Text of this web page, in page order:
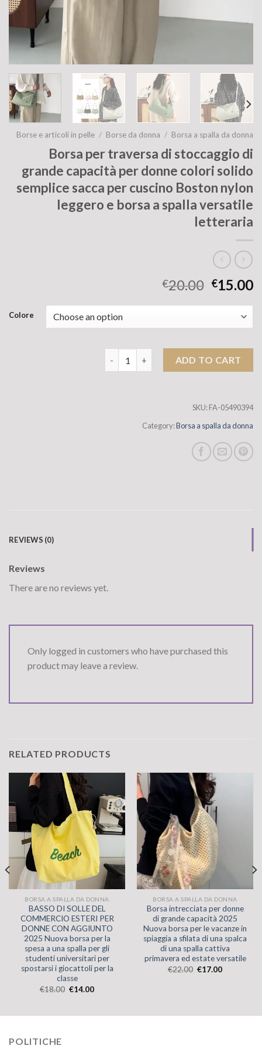
Borse e articoli in pelle / Borse da donna / Borsa a spalla da donna
Borsa per traversa di stoccaggio di
grande capacità per donne colori solido
semplice sacca per cuscino Boston nylon
leggero e borsa a spalla versatile
letteraria
€20.00 €15.00
Colore
ADD TO CART
SKU:FA-05490394
Category:Borsa a spalla da donna
REVIEWS (0)
Reviews
There are no reviews yet.
Only logged in customers who have purchased this
product may leave a review.
RELATED PRODUCTS
BORSA A SPALLA DA DONNA
BASSO DI SOLLE DEL
COMMERCIO ESTERI PER
DONNE CON AGGIUNTO
2025 Nuova borsa per la
spesa a una spalla per gli
studenti universitari per
spostarsi i giocattoli per la
classe
€18.00 €14.00
BORSA A SPALLA DA DONNA
Borsa intrecciata per donne
di grande capacità 2025
Nuova borsa per le vacanze in
spiaggia a sfilata di una spalca
di una spalla cattiva
primavera ed estate versatile
€22.00 €17.00
POLITICHE